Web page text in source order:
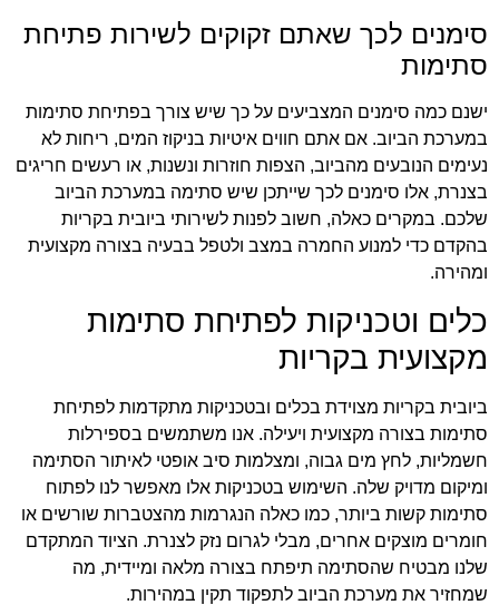
סימנים לכך שאתם זקוקים לשירות פתיחת
סתימות
ישנם כמה סימנים המצביעים על כך שיש צורך בפתיחת סתימות
במערכת הביוב. אם אתם חווים איטיות בניקוז המים, ריחות לא
נעימים הנובעים מהביוב, הצפות חוזרות ונשנות, או רעשים חריגים
בצנרת, אלו סימנים לכך שייתכן שיש סתימה במערכת הביוב
שלכם. במקרים כאלה, חשוב לפנות לשירותי ביובית בקריות
בהקדם כדי למנוע החמרה במצב ולטפל בבעיה בצורה מקצועית
ומהירה.
כלים וטכניקות לפתיחת סתימות
מקצועית בקריות
ביובית בקריות מצוידת בכלים ובטכניקות מתקדמות לפתיחת
סתימות בצורה מקצועית ויעילה. אנו משתמשים בספירלות
חשמליות, לחץ מים גבוה, ומצלמות סיב אופטי לאיתור הסתימה
ומיקום מדויק שלה. השימוש בטכניקות אלו מאפשר לנו לפתוח
סתימות קשות ביותר, כמו כאלה הנגרמות מהצטברות שורשים או
חומרים מוצקים אחרים, מבלי לגרום נזק לצנרת. הציוד המתקדם
שלנו מבטיח שהסתימה תיפתח בצורה מלאה ומיידית, מה
שמחזיר את מערכת הביוב לתפקוד תקין במהירות.